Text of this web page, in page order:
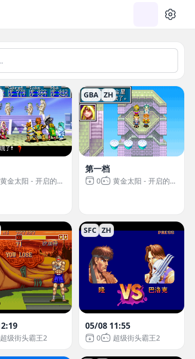
设置
黄金太阳 - 开启的封印
GBA ZH
第一档
0 黄金太阳 - 开启的封印
超级街头霸王2
SFC ZH
05/08 11:55
0 超级街头霸王2